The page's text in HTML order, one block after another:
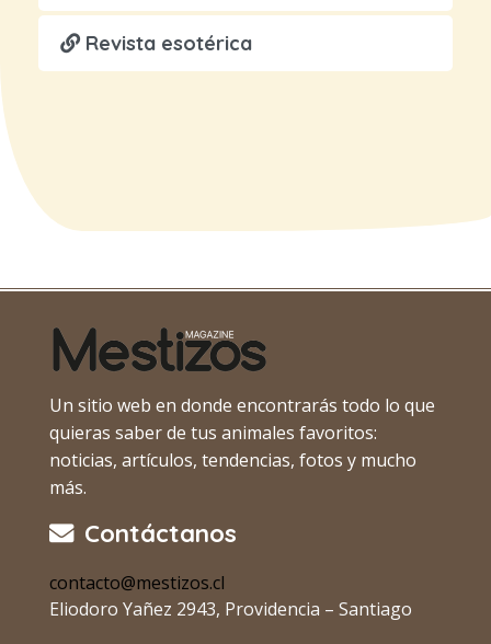
Revista esotérica
Un sitio web en donde encontrarás todo lo que
quieras saber de tus animales favoritos:
noticias, artículos, tendencias, fotos y mucho
más.
Contáctanos
contacto@mestizos.cl
Eliodoro Yañez 2943, Providencia – Santiago